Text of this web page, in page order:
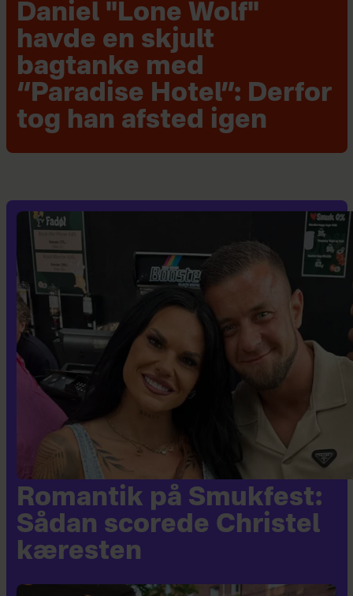
Daniel "Lone Wolf"
havde en skjult
bagtanke med
“Paradise Hotel”: Derfor
tog han afsted igen
Romantik på Smukfest:
Sådan scorede Christel
kæresten